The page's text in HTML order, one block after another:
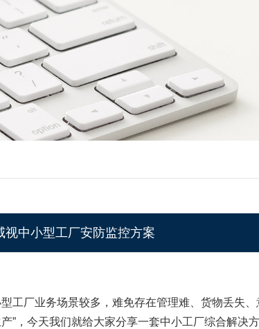
视中小型工厂安防监控方案
工厂业务场景较多，难免存在管理难、货物丢失
”，今天我们就给大家分享一套中小工厂综合解决方